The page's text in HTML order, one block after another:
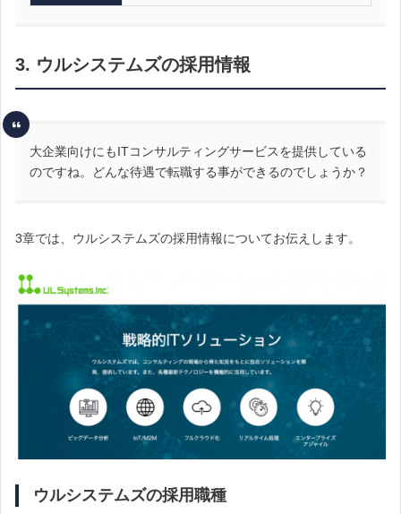
3. ウルシステムズの採用情報
大企業向けにもITコンサルティングサービスを提供している
のですね。どんな待遇で転職する事ができるのでしょうか？
3章では、ウルシステムズの採用情報についてお伝えします。
ウルシステムズの採用職種